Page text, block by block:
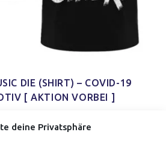
deine Privatsphäre
DIE (SHIRT) – COVID-19
[ AKTION VORBEI ]